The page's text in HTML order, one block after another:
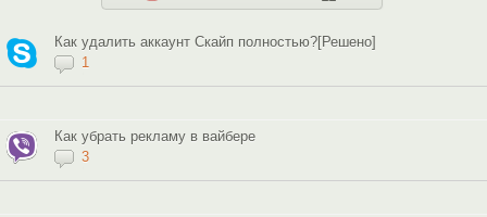
Как удалить аккаунт Скайп полностью?[Решено]
1
Как убрать рекламу в вайбере
3